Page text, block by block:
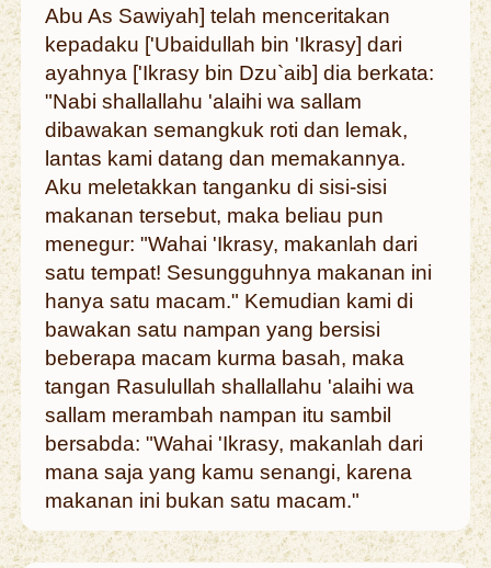
Abu As Sawiyah] telah menceritakan
kepadaku ['Ubaidullah bin 'Ikrasy] dari
ayahnya ['Ikrasy bin Dzu`aib] dia berkata:
"Nabi shallallahu 'alaihi wa sallam
dibawakan semangkuk roti dan lemak,
lantas kami datang dan memakannya.
Aku meletakkan tanganku di sisi-sisi
makanan tersebut, maka beliau pun
menegur: "Wahai 'Ikrasy, makanlah dari
satu tempat! Sesungguhnya makanan ini
hanya satu macam." Kemudian kami di
bawakan satu nampan yang bersisi
beberapa macam kurma basah, maka
tangan Rasulullah shallallahu 'alaihi wa
sallam merambah nampan itu sambil
bersabda: "Wahai 'Ikrasy, makanlah dari
mana saja yang kamu senangi, karena
makanan ini bukan satu macam."